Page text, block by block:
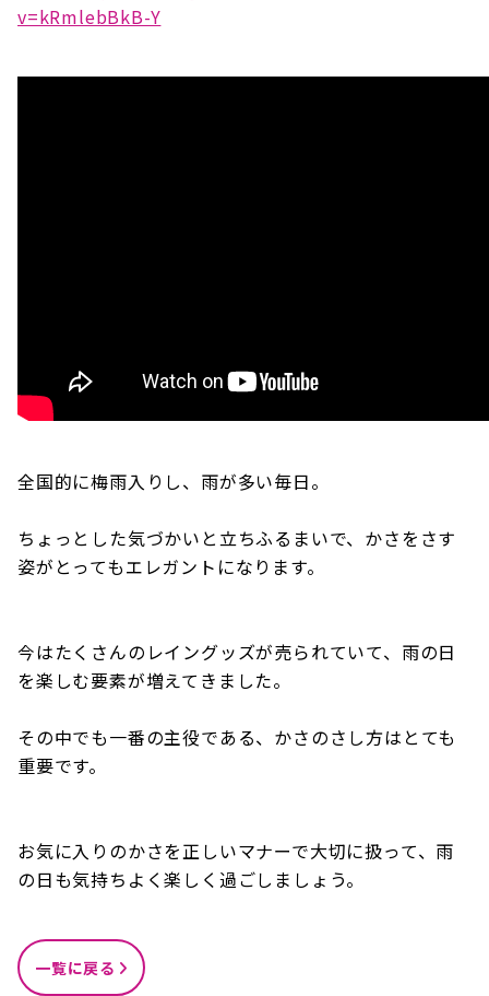
v=kRmlebBkB-Y
全国的に梅雨入りし、雨が多い毎日。
ちょっとした気づかいと立ちふるまいで、かさをさす
姿がとってもエレガントになります。
今はたくさんのレイングッズが売られていて、雨の日
を楽しむ要素が増えてきました。
その中でも一番の主役である、かさのさし方はとても
重要です。
お気に入りのかさを正しいマナーで大切に扱って、雨
の日も気持ちよく楽しく過ごしましょう。
一覧に戻る